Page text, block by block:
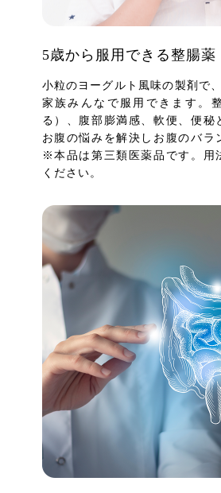
5歳から服用できる整腸薬
小粒のヨーグルト風味の製剤で
家族みんなで服用できます。
る）、腹部膨満感、軟便、便秘
お腹の悩みを解決しお腹のバラ
※本品は第三類医薬品です。用
ください。